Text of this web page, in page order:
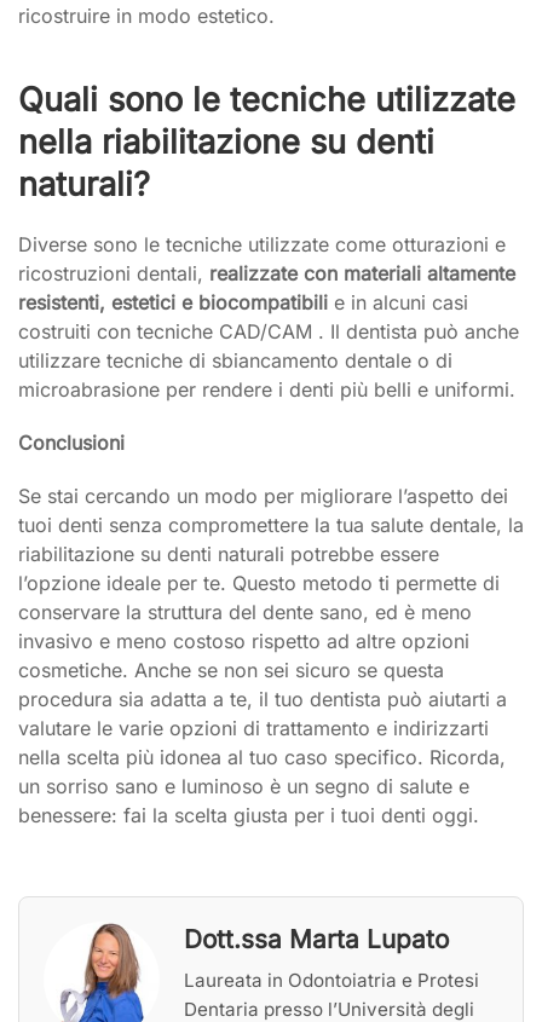
ricostruire in modo estetico.
Quali sono le tecniche utilizzate
nella riabilitazione su denti
naturali?
Diverse sono le tecniche utilizzate come otturazioni e
ricostruzioni dentali, realizzate con materiali altamente
resistenti, estetici e biocompatibili e in alcuni casi
costruiti con tecniche CAD/CAM . Il dentista può anche
utilizzare tecniche di sbiancamento dentale o di
microabrasione per rendere i denti più belli e uniformi.
Conclusioni
Se stai cercando un modo per migliorare l’aspetto dei
tuoi denti senza compromettere la tua salute dentale, la
riabilitazione su denti naturali potrebbe essere
l’opzione ideale per te. Questo metodo ti permette di
conservare la struttura del dente sano, ed è meno
invasivo e meno costoso rispetto ad altre opzioni
cosmetiche. Anche se non sei sicuro se questa
procedura sia adatta a te, il tuo dentista può aiutarti a
valutare le varie opzioni di trattamento e indirizzarti
nella scelta più idonea al tuo caso specifico. Ricorda,
un sorriso sano e luminoso è un segno di salute e
benessere: fai la scelta giusta per i tuoi denti oggi.
Dott.ssa Marta Lupato
Laureata in Odontoiatria e Protesi
Dentaria presso l’Università degli